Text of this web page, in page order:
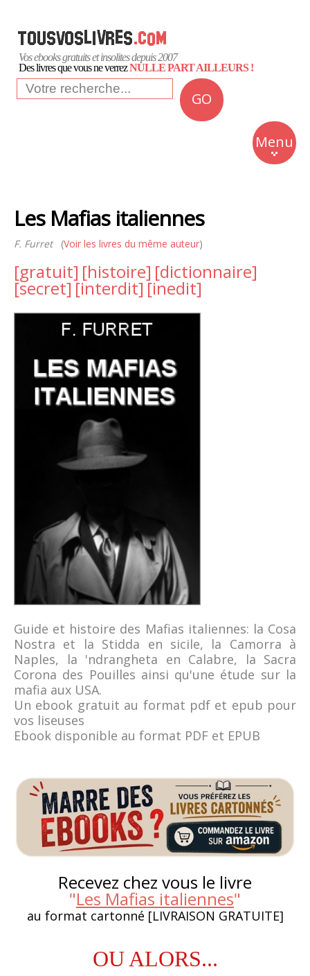
Vos ebooks gratuits et insolites depuis 2007
Des livres que vous ne verrezNULLE PART AILLEURS !
GO
Menu
Insolite
Business
Les Mafias italiennes
F. Furret(Voir les livres du même auteur)
[gratuit] [histoire] [dictionnaire]
[secret][interdit][inedit]
Guide et histoire des Mafias italiennes: la Cosa
Nostra et la Stidda en sicile, la Camorra à
Naples, la 'ndrangheta en Calabre, la Sacra
Corona des Pouilles ainsi qu'une étude sur la
mafia aux USA.
Un ebook gratuit au format pdf et epub pour
vos liseuses
Ebook disponible au format PDF et EPUB
Recevez chez vous le livre
"Les Mafias italiennes"
au format cartonné [LIVRAISON GRATUITE]
OU ALORS...